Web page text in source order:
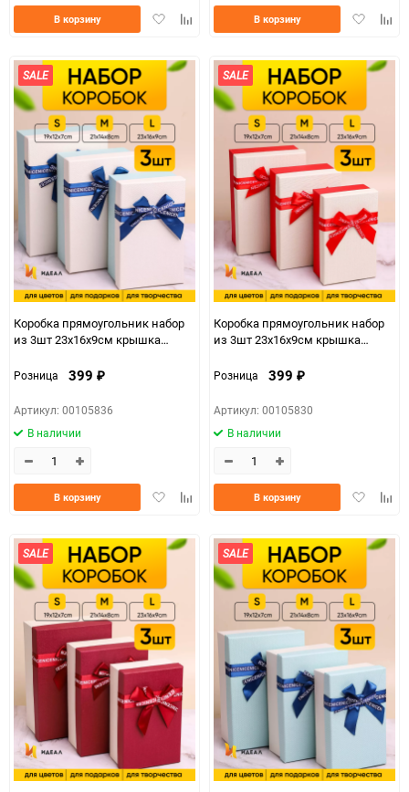
ДобавитьДобавить
В корзину
Добавить
В корзину
SALE
Коробка прямоугольник набор
из 3шт 23х16х9см крышка
Розница 399 ₽
Артикул: 00105836
В наличии
ДобавитьДобавить
В корзину
SALE
Коробка прямоугольник набор
из 3шт 23х16х9см крышка
Розница 399 ₽
Артикул: 00105830
В наличии
Добавить
В корзину
SALE SALE